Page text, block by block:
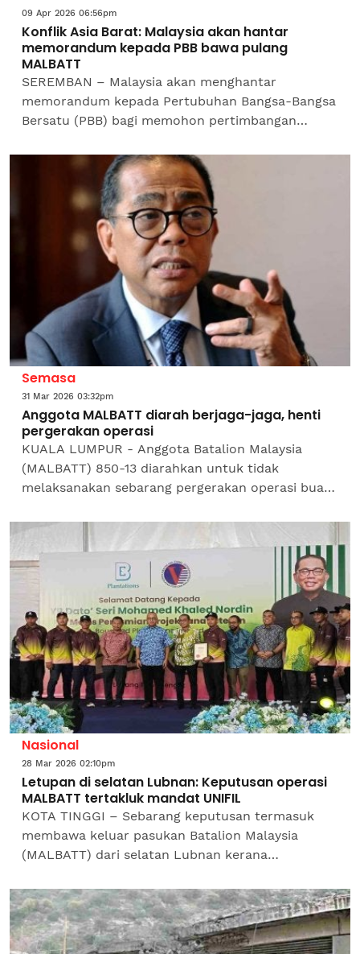
09 Apr 2026 06:56pm
Konflik Asia Barat: Malaysia akan hantar
memorandum kepada PBB bawa pulang
MALBATT
SEREMBAN – Malaysia akan menghantar
memorandum kepada Pertubuhan Bangsa-Bangsa
Bersatu (PBB) bagi memohon pertimbangan
850-13 di Lubnan dibawa pulang...
Semasa
31 Mar 2026 03:32pm
Anggota MALBATT diarah berjaga-jaga, henti
pergerakan operasi
KUALA LUMPUR - Anggota Batalion Malaysia
(MALBATT) 850-13 diarahkan untuk tidak
melaksanakan sebarang pergerakan operasi buat
Lubnan.Arahan ini selaras...
Nasional
28 Mar 2026 02:10pm
Letupan di selatan Lubnan: Keputusan operasi
MALBATT tertakluk mandat UNIFIL
KOTA TINGGI – Sebarang keputusan termasuk
membawa keluar pasukan Batalion Malaysia
(MALBATT) dari selatan Lubnan kerana
mandat misi pengaman Pertubuhan...